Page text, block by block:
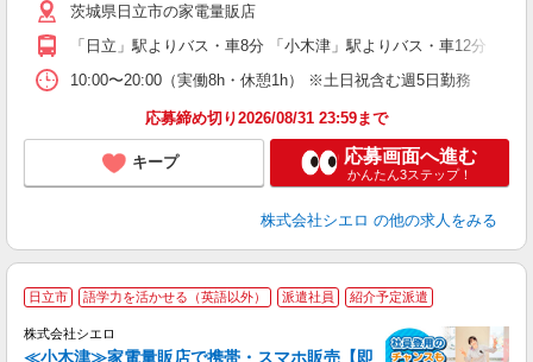
茨城県日立市の家電量販店
「日立」駅よりバス・車8分 「小木津」駅よりバス・車12分
10:00〜20:00（実働8h・休憩1h） ※土日祝含む週5日勤務
応募締め切り2026/08/31 23:59まで
キープ 応募画面へ進む
かんたん3ステップ！
株式会社シエロ の他の求人をみる
日立市 語学力を活かせる（英語以外） 派遣社員 紹介予定派遣
株式会社シエロ
≪小木津≫家電量販店で携帯・スマホ販売【即